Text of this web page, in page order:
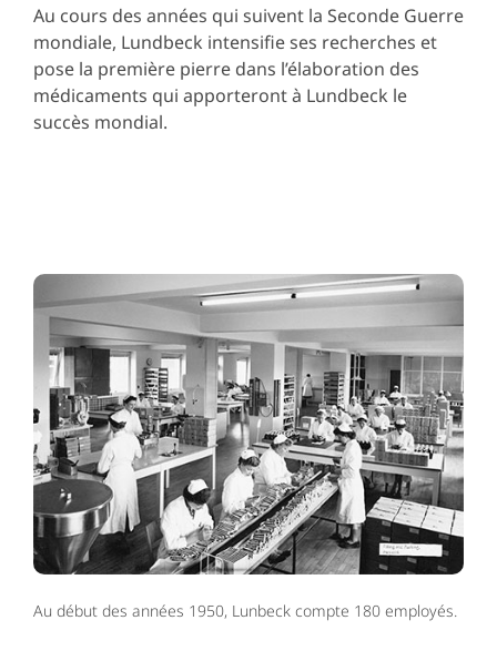
Au cours des années qui suivent la Seconde Guerre
mondiale, Lundbeck intensifie ses recherches et
pose la première pierre dans l’élaboration des
médicaments qui apporteront à Lundbeck le
succès mondial.
Au début des années 1950, Lunbeck compte 180 employés.